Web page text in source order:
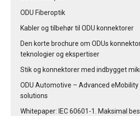
ODU Fiberoptik
Kabler og tilbehør til ODU konnektorer
Den korte brochure om ODUs
teknologier og ekspertiser
Stik og konnektorer med indbygget
ODU Automotive – Advanced
solutions
Whitepaper: IEC 60601-1. Maksimal